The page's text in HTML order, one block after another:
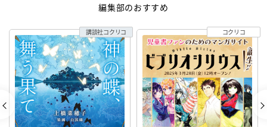
編集部のおすすめ
講談社コクリコ コクリコ